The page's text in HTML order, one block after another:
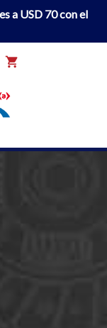
a USD 70 con el
shopping_cart